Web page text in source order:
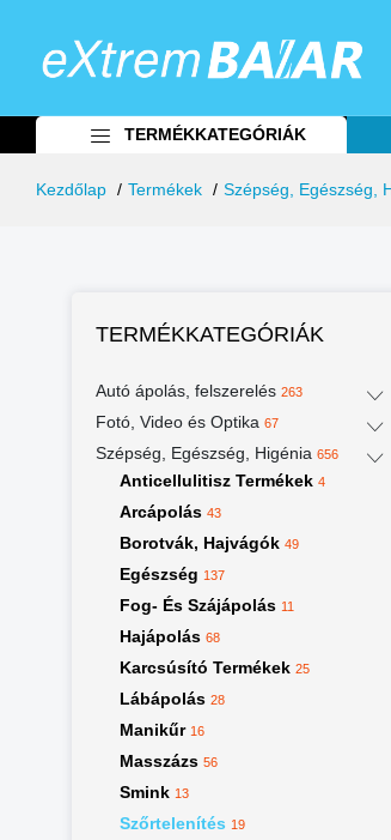
TERMÉKKATEGÓRIÁK
Kezdőlap Termékek Szépség, Egészség,
TERMÉKKATEGÓRIÁK
Autó ápolás, felszerelés 263
Fotó, Video és Optika 67
Szépség, Egészség, Higénia 656
Anticellulitisz Termékek 4
Arcápolás 43
Borotvák, Hajvágók 49
Egészség 137
Fog- És Szájápolás 11
Hajápolás 68
Karcsúsító Termékek 25
Lábápolás 28
Manikűr 16
Masszázs 56
Smink 13
Szőrtelenítés 19
-43%
Kézi masszázs
masszírozó gép
cserélhető fejekkel
8 980 Ft15 860 Ft
Kosárba
ONE STEP 2
HAJFORMÁZÓ
HAJSZÁRÍTÓ
4 990 Ft